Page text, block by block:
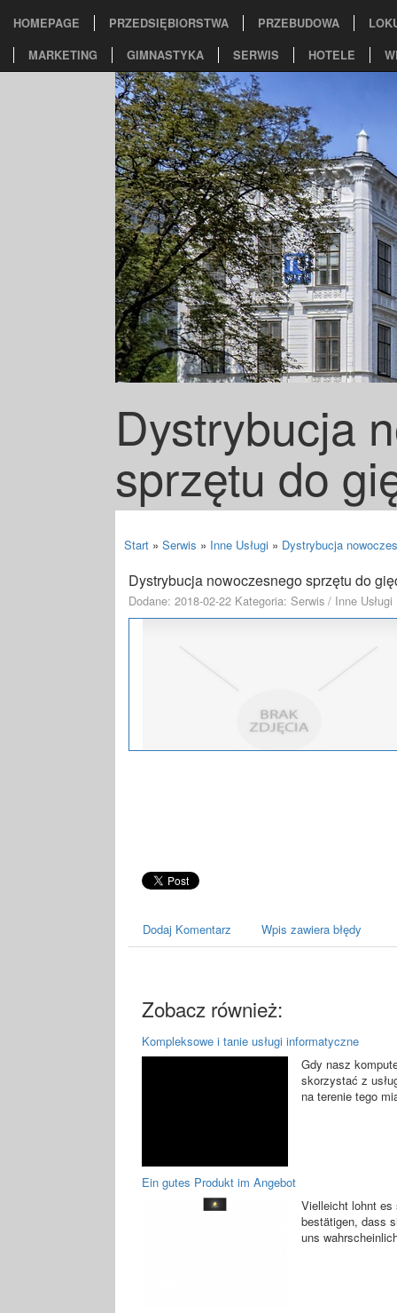
HOMEPAGE PRZEDSIĘBIORSTWA PRZEBUDOWA
MARKETING
GIMNASTYKA SERWIS HOTELE
Dystrybucja
sprzętu do
Start » Serwis » Inne Usługi » Dystrybucja
Dystrybucja nowoczesnego sprzętu do
Dodane: 2018-02-22 Kategoria: Serwis / Inne Usługi
Dodaj Komentarz Wpis zawiera błędy
Zobacz również:
Kompleksowe i tanie usługi informatyczne
Gdy nasz
skorzystać z
na terenie tego
Ein gutes Produkt im Angebot
Vielleicht lohnt
bestätigen, dass
uns